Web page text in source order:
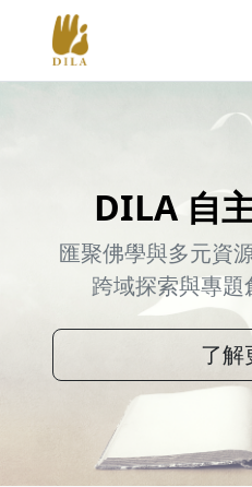
DILA 自
匯聚佛學與多元資
跨域探索與專
了解